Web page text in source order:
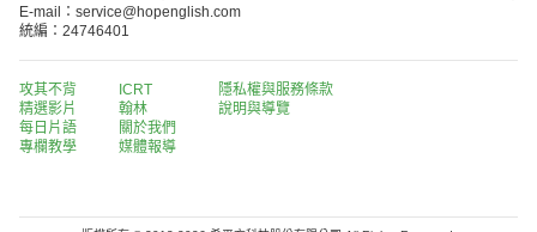
E-mail：service@hopenglish.com
統編：24746401
攻其不背
精選影片
每日片語
專欄教學
ICRT
翰林
關於我們
媒體報導
隱私權與服務條款
說明與導覽